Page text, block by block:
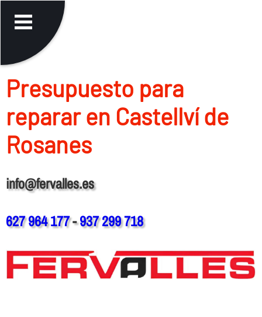
Presupuesto para
reparar en Castellví de
Rosanes
info@fervalles.es
627 964 177-937 299 718